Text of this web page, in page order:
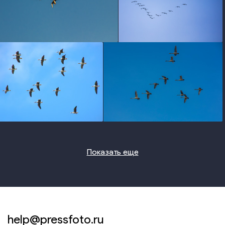
photo photo
photo
Показать еще
help@pressfoto.ru